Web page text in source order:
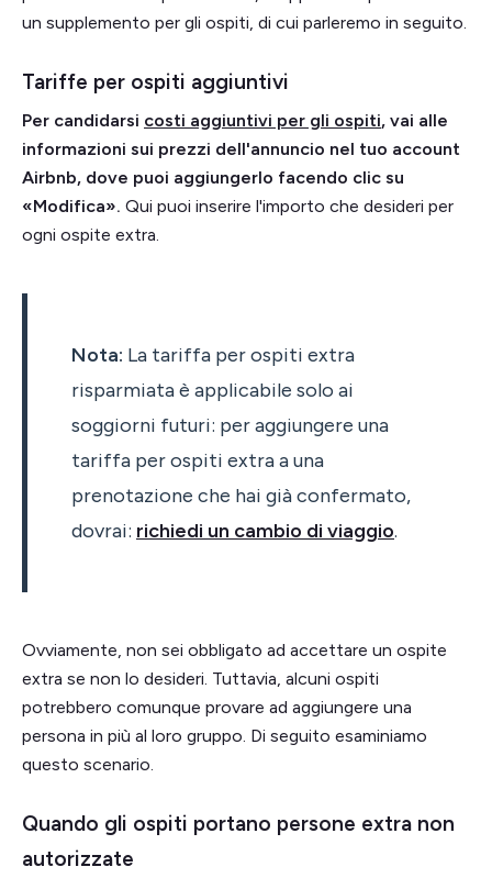
un supplemento per gli ospiti, di cui parleremo in seguito.
Tariffe per ospiti aggiuntivi
Per candidarsi costi aggiuntivi per gli ospiti, vai alle
informazioni sui prezzi dell'annuncio nel tuo account
Airbnb, dove puoi aggiungerlo facendo clic su
«Modifica». Qui puoi inserire l'importo che desideri per
ogni ospite extra.
Nota: La tariffa per ospiti extra
risparmiata è applicabile solo ai
soggiorni futuri: per aggiungere una
tariffa per ospiti extra a una
prenotazione che hai già confermato,
dovrai: richiedi un cambio di viaggio.
Ovviamente, non sei obbligato ad accettare un ospite
extra se non lo desideri. Tuttavia, alcuni ospiti
potrebbero comunque provare ad aggiungere una
persona in più al loro gruppo. Di seguito esaminiamo
questo scenario.
Quando gli ospiti portano persone extra non
autorizzate